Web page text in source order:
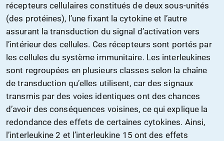
récepteurs cellulaires constitués de deux sous-unités
(des protéines), l’une fixant la cytokine et l’autre
assurant la transduction du signal d’activation vers
l’intérieur des cellules. Ces récepteurs sont portés par
les cellules du système immunitaire. Les interleukines
sont regroupées en plusieurs classes selon la chaîne
de transduction qu’elles utilisent, car des signaux
transmis par des voies identiques ont des chances
d’avoir des conséquences voisines, ce qui explique la
redondance des effets de certaines cytokines. Ainsi,
l’interleukine 2 et l’interleukine 15 ont des effets